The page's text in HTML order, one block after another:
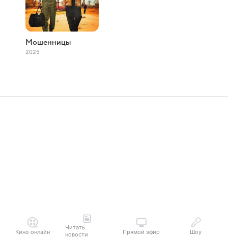
Мошенницы
2025
Кино онлайн
Читать
новости
Прямой эфир Шоу